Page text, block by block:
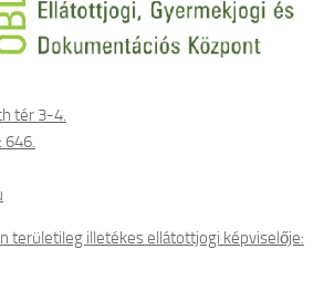
tér 3-4.
646.
területileg illetékes ellátottjogi képviselője: